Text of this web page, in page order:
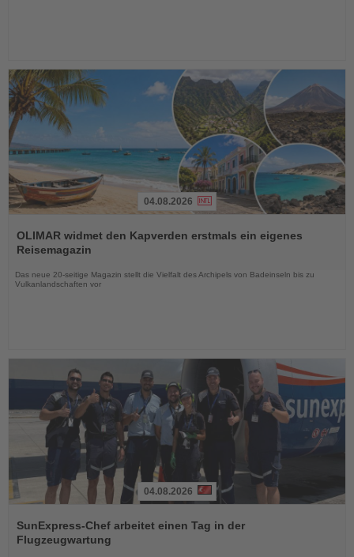
Sie
die
Nachrichten
04.08.2026
OLIMAR widmet den Kapverden erstmals ein eigenes
Reisemagazin
Das neue 20-seitige Magazin stellt die Vielfalt des Archipels von Badeinseln bis zu
Vulkanlandschaften vor
Sie
die
Nachrichten
04.08.2026
SunExpress-Chef arbeitet einen Tag in der
Flugzeugwartung